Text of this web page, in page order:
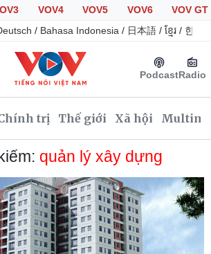
VOV4 VOV5 VOV6
VOV GT
/ Bahasa Indonesia / 日本語 / ខ្មែរ / 한국
PodcastRadio
trị Thế giới Xã hội
Xã hội
Tin 24h
Giáo dục
Dự báo thời tiết
quản lý xây dựng